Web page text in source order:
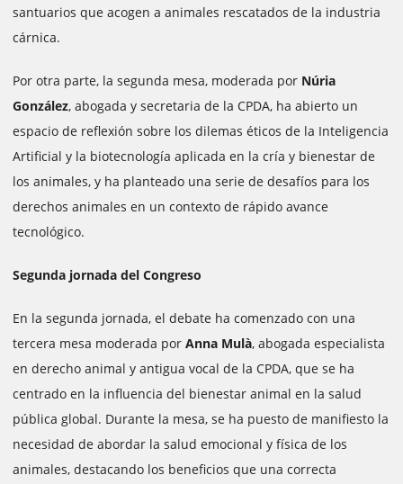
santuarios que acogen a animales rescatados de la industria
cárnica.
Por otra parte, la segunda mesa, moderada por Núria
González, abogada y secretaria de la CPDA, ha abierto un
espacio de reflexión sobre los dilemas éticos de la Inteligencia
Artificial y la biotecnología aplicada en la cría y bienestar de
los animales, y ha planteado una serie de desafíos para los
derechos animales en un contexto de rápido avance
tecnológico.
Segunda jornada del Congreso
En la segunda jornada, el debate ha comenzado con una
tercera mesa moderada por Anna Mulà, abogada especialista
en derecho animal y antigua vocal de la CPDA, que se ha
centrado en la influencia del bienestar animal en la salud
pública global. Durante la mesa, se ha puesto de manifiesto la
necesidad de abordar la salud emocional y física de los
animales, destacando los beneficios que una correcta